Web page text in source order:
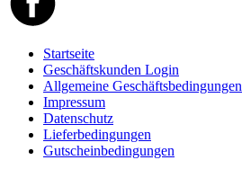
Startseite
Geschäftskunden Login
Allgemeine Geschäftsbedingungen
Impressum
Datenschutz
Lieferbedingungen
Gutscheinbedingungen